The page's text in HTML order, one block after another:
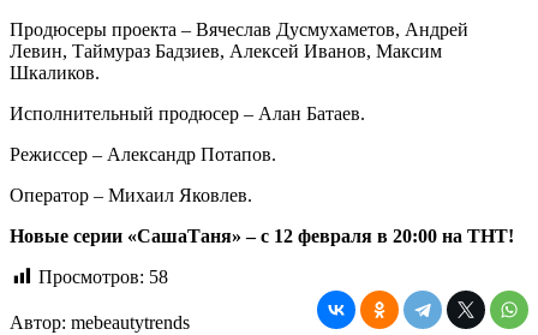
Продюсеры проекта – Вячеслав Дусмухаметов, Андрей
Левин, Таймураз Бадзиев, Алексей Иванов, Максим
Шкаликов.
Исполнительный продюсер – Алан Батаев.
Режиссер – Александр Потапов.
Оператор – Михаил Яковлев.
Новые серии «СашаТаня» – с 12 февраля в 20:00 на ТНТ!
Просмотров: 58
Автор: mebeautytrends